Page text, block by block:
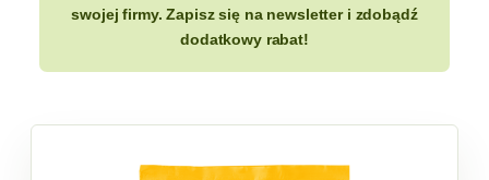
swojej firmy. Zapisz się na newsletter i zdobądź
dodatkowy rabat!